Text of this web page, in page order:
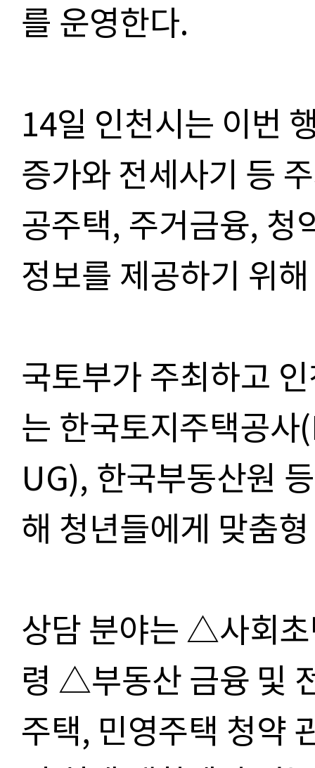
를 운영한다.
14일 인천시는 이번
증가와 전세사기 등
공주택, 주거금융, 청
정보를 제공하기 위
국토부가 주최하고
는 한국토지주택공사
UG), 한국부동산원
해 청년들에게 맞춤
상담 분야는△사회
령 △부동산 금융 및
주택, 민영주택 청약